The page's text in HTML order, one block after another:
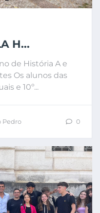
H...
de História A e
Os alunos das
e 10º...
Pedro 0